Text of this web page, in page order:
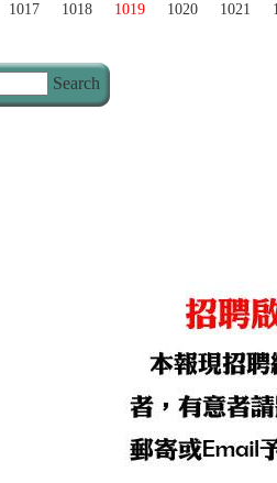
1017 1018 1019 1020 1021
Search